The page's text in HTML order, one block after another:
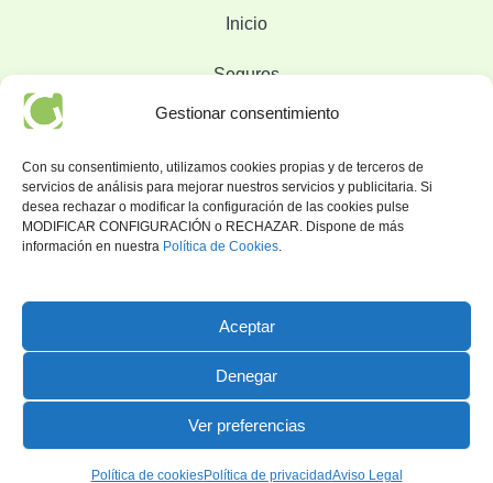
Gestionar consentimiento
Con su consentimiento, utilizamos cookies propias y de terceros de
servicios de análisis para mejorar nuestros servicios y publicitaria. Si
desea rechazar o modificar la configuración de las cookies pulse
MODIFICAR CONFIGURACIÓN o RECHAZAR. Dispone de más
información en nuestra Política de Cookies.
Aceptar
Denegar
Ver preferencias
Política de cookiesPolítica de privacidadAviso Legal
Inicio
Seguros
Sobre Nosotros
Blog
Contacto
C/Xaló, 42, bajo A. 03740 Gata de Gorgos, Alicante
Copyright © 2026 Grimalt Climent